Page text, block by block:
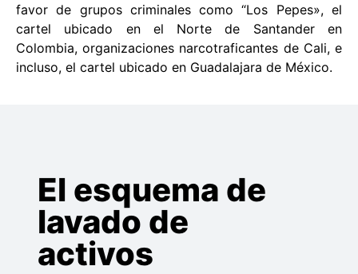
favor de grupos criminales como “Los Pepes», el
cartel ubicado en el Norte de Santander en
Colombia, organizaciones narcotraficantes de Cali, e
incluso, el cartel ubicado en Guadalajara de México.
El esquema de
lavado de
activos